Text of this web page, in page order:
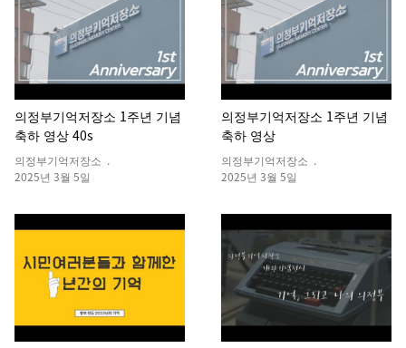
의정부기억저장소 1주년 기념
축하 영상 40s
의정부기억저장소 .
2025년 3월 5일
의정부기억저장소 1주년 기념
축하 영상
의정부기억저장소 .
2025년 3월 5일